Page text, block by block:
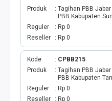
Produk
Tagihan PBB
PBB Kabupaten
Reguler
Rp 0
Reseller
Rp 0
Kode
CPBB215
Produk
Tagihan PBB
PBB Kabupaten
Reguler
Rp 0
Reseller
Rp 0